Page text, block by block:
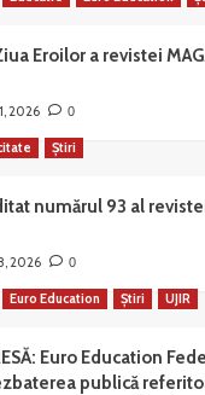
Eroilor a revistei
2026 0
Știri
numărul 93 al
2026 0
Euro Education Știri UJIR
Euro Education
publică